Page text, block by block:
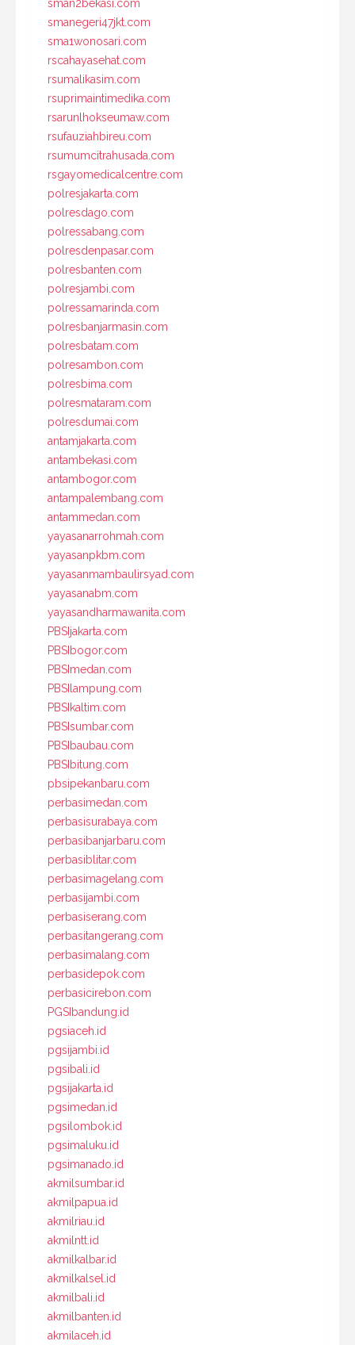
sman2bekasi.com
smanegeri47jkt.com
sma1wonosari.com
rscahayasehat.com
rsumalikasim.com
rsuprimaintimedika.com
rsarunlhokseumaw.com
rsufauziahbireu.com
rsumumcitrahusada.com
rsgayomedicalcentre.com
polresjakarta.com
polresdago.com
polressabang.com
polresdenpasar.com
polresbanten.com
polresjambi.com
polressamarinda.com
polresbanjarmasin.com
polresbatam.com
polresambon.com
polresbima.com
polresmataram.com
polresdumai.com
antamjakarta.com
antambekasi.com
antambogor.com
antampalembang.com
antammedan.com
yayasanarrohmah.com
yayasanpkbm.com
yayasanmambaulirsyad.com
yayasanabm.com
yayasandharmawanita.com
PBSIjakarta.com
PBSIbogor.com
PBSImedan.com
PBSIlampung.com
PBSIkaltim.com
PBSIsumbar.com
PBSIbaubau.com
PBSIbitung.com
pbsipekanbaru.com
perbasimedan.com
perbasisurabaya.com
perbasibanjarbaru.com
perbasiblitar.com
perbasimagelang.com
perbasijambi.com
perbasiserang.com
perbasitangerang.com
perbasimalang.com
perbasidepok.com
perbasicirebon.com
PGSIbandung.id
pgsiaceh.id
pgsijambi.id
pgsibali.id
pgsijakarta.id
pgsimedan.id
pgsilombok.id
pgsimaluku.id
pgsimanado.id
akmilsumbar.id
akmilpapua.id
akmilriau.id
akmilntt.id
akmilkalbar.id
akmilkalsel.id
akmilbali.id
akmilbanten.id
akmilaceh.id